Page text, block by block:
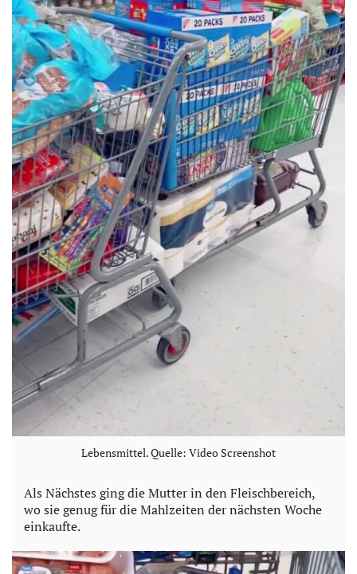
Lebensmittel. Quelle: Video Screenshot
Als Nächstes ging die Mutter in den Fleischbereich,
wo sie genug für die Mahlzeiten der nächsten Woche
einkaufte.